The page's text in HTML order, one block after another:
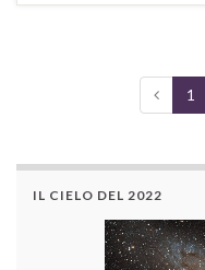
1
IL CIELO DEL 2022